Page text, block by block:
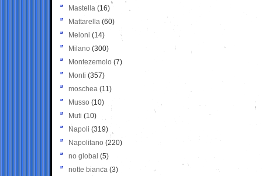
Mastella (16)
Mattarella (60)
Meloni (14)
Milano (300)
Montezemolo (7)
Monti (357)
moschea (11)
Musso (10)
Muti (10)
Napoli (319)
Napolitano (220)
no global (5)
notte bianca (3)